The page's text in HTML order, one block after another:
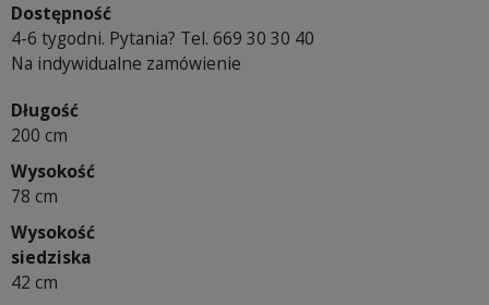
Dostępność
4-6 tygodni. Pytania? Tel. 669 30 30 40
Na indywidualne zamówienie
Długość
200 cm
Wysokość
78 cm
Wysokość
siedziska
42 cm